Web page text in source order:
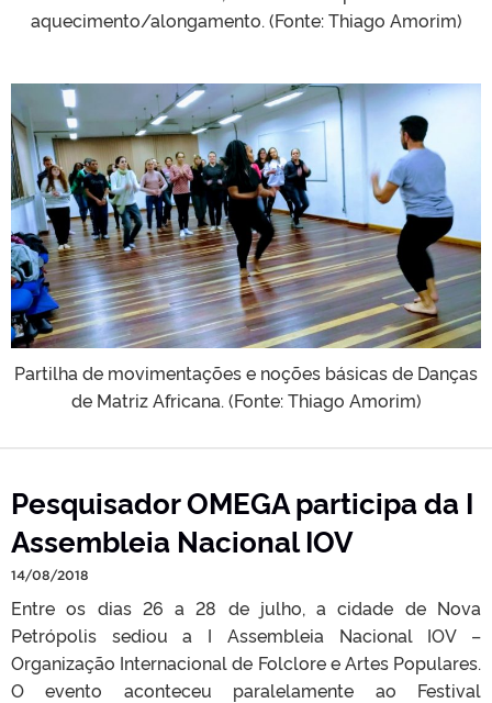
aquecimento/alongamento. (Fonte: Thiago Amorim)
Partilha de movimentações e noções básicas de Danças
de Matriz Africana. (Fonte: Thiago Amorim)
Pesquisador OMEGA participa da I
Assembleia Nacional IOV
14/08/2018
Entre os dias 26 a 28 de julho, a cidade de Nova
Petrópolis sediou a I Assembleia Nacional IOV –
Organização Internacional de Folclore e Artes Populares.
O evento aconteceu paralelamente ao Festival